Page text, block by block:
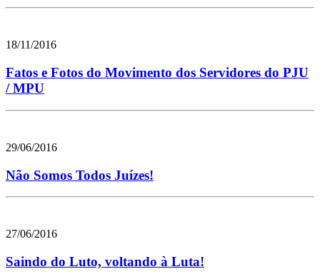
18/11/2016
Fatos e Fotos do Movimento dos Servidores do PJU
/ MPU
29/06/2016
Não Somos Todos Juízes!
27/06/2016
Saindo do Luto, voltando à Luta!